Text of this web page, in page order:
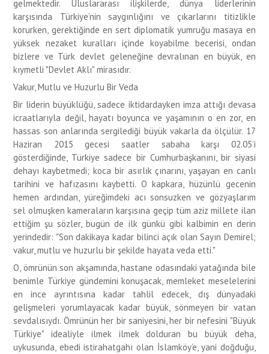
gelmektedir. Uluslararası ilişkilerde, dünya liderlerinin
karşısında Türkiye’nin saygınlığını ve çıkarlarını titizlikle
korurken, gerektiğinde en sert diplomatik yumruğu masaya en
yüksek nezaket kuralları içinde koyabilme becerisi, ondan
bizlere ve Türk devlet geleneğine devralınan en büyük, en
kıymetli "Devlet Aklı" mirasıdır.
Vakur, Mutlu ve Huzurlu Bir Veda
Bir liderin büyüklüğü, sadece iktidardayken imza attığı devasa
icraatlarıyla değil, hayatı boyunca ve yaşamının o en zor, en
hassas son anlarında sergilediği büyük vakarla da ölçülür. 17
Haziran 2015 gecesi saatler sabaha karşı 02.05’i
gösterdiğinde, Türkiye sadece bir Cumhurbaşkanını, bir siyasi
dehayı kaybetmedi; koca bir asırlık çınarını, yaşayan en canlı
tarihini ve hafızasını kaybetti. O kapkara, hüzünlü gecenin
hemen ardından, yüreğimdeki acı sonsuzken ve gözyaşlarım
sel olmuşken kameraların karşısına geçip tüm aziz millete ilan
ettiğim şu sözler, bugün de ilk günkü gibi kalbimin en derin
yerindedir: "Son dakikaya kadar bilinci açık olan Sayın Demirel;
vakur, mutlu ve huzurlu bir şekilde hayata veda etti."
O, ömrünün son akşamında, hastane odasındaki yatağında bile
benimle Türkiye gündemini konuşacak, memleket meselelerini
en ince ayrıntısına kadar tahlil edecek, dış dünyadaki
gelişmeleri yorumlayacak kadar büyük, sönmeyen bir vatan
sevdalısıydı. Ömrünün her bir saniyesini, her bir nefesini "Büyük
Türkiye" idealiyle ilmek ilmek dolduran bu büyük deha,
uykusunda, ebedi istirahatgahı olan İslamköy’e, yani doğduğu,